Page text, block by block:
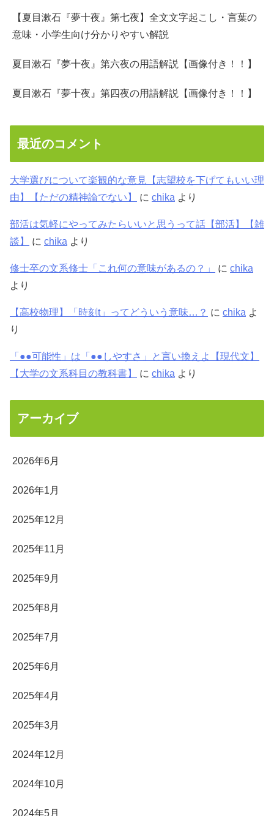
【夏目漱石『夢十夜』第七夜】全文文字起こし・言葉の
意味・小学生向け分かりやすい解説
夏目漱石『夢十夜』第六夜の用語解説【画像付き！！】
夏目漱石『夢十夜』第四夜の用語解説【画像付き！！】
最近のコメント
大学選びについて楽観的な意見【志望校を下げてもいい理
由】【ただの精神論でない】
に chika より
部活は気軽にやってみたらいいと思うって話【部活】【雑
談】
に chika より
修士卒の文系修士「これ何の意味があるの？」 に chika
より
【高校物理】「時刻t」ってどういう意味…？ に chika よ
り
「●●可能性」は「●●しやすさ」と言い換えよ【現代文】
【大学の文系科目の教科書】
に chika より
アーカイブ
2026年6月
2026年1月
2025年12月
2025年11月
2025年9月
2025年8月
2025年7月
2025年6月
2025年4月
2025年3月
2024年12月
2024年10月
2024年5月